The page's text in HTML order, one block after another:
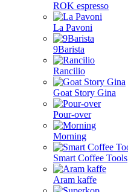
ROK espresso
La Pavoni
9Barista
Rancilio
Goat Story Gina
Pour-over
Morning
Smart Coffee Tools
Aram kaffe